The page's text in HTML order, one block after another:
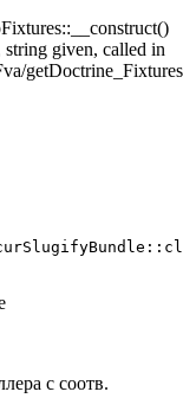
given, called in
с соотв.